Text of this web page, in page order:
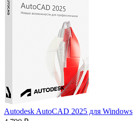
Autodesk AutoCAD 2025 для Windows